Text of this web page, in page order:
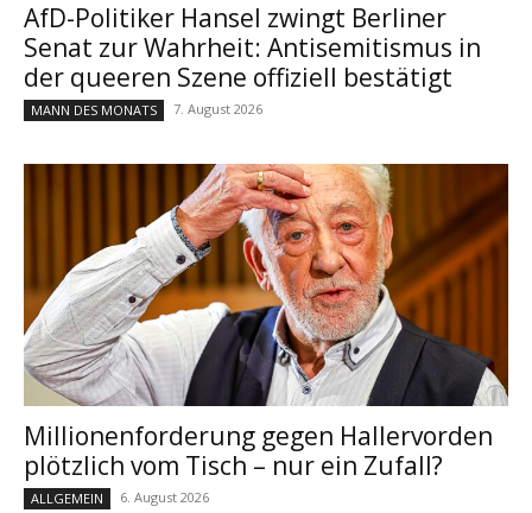
AfD-Politiker Hansel zwingt Berliner
Senat zur Wahrheit: Antisemitismus in
der queeren Szene offiziell bestätigt
MANN DES MONATS 7. August 2026
Millionenforderung gegen Hallervorden
plötzlich vom Tisch – nur ein Zufall?
ALLGEMEIN 6. August 2026